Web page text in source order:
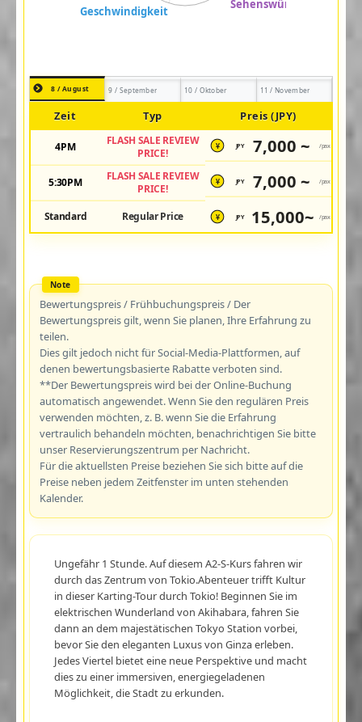
8 / August 9 / September 10 / Oktober 11 / November
Zeit Typ Preis (JPY)
4PM
FLASH SALE REVIEW
PRICE!
¥ JPY 7,000 ~ /pax
5:30PM
FLASH SALE REVIEW
PRICE!
¥ JPY 7,000 ~ /pax
Standard Regular Price ¥ JPY 15,000~ /pax
Bewertungspreis / Frühbuchungspreis / Der
Bewertungspreis gilt, wenn Sie planen, Ihre Erfahrung zu
teilen.
Dies gilt jedoch nicht für Social-Media-Plattformen, auf
denen bewertungsbasierte Rabatte verboten sind.
**Der Bewertungspreis wird bei der Online-Buchung
automatisch angewendet. Wenn Sie den regulären Preis
verwenden möchten, z. B. wenn Sie die Erfahrung
vertraulich behandeln möchten, benachrichtigen Sie bitte
unser Reservierungszentrum per Nachricht.
Für die aktuellsten Preise beziehen Sie sich bitte auf die
Preise neben jedem Zeitfenster im unten stehenden
Kalender.
Ungefähr 1 Stunde. Auf diesem A2-S-Kurs fahren wir
durch das Zentrum von Tokio.Abenteuer trifft Kultur
in dieser Karting-Tour durch Tokio! Beginnen Sie im
elektrischen Wunderland von Akihabara, fahren Sie
dann an dem majestätischen Tokyo Station vorbei,
bevor Sie den eleganten Luxus von Ginza erleben.
Jedes Viertel bietet eine neue Perspektive und macht
dies zu einer immersiven, energiegeladenen
Möglichkeit, die Stadt zu erkunden.